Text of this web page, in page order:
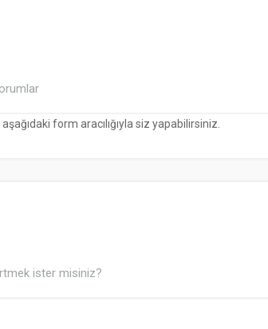
form aracılığıyla siz yapabilirsiniz.
ister misiniz?